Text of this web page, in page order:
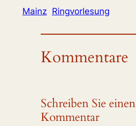
Mainz Ringvorlesung
Kommentare
Schreiben Sie einen
Kommentar